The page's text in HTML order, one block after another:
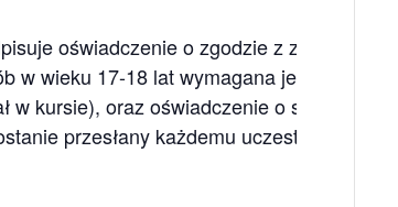
oświadczenie o zgodzie z zasadami
w wieku 17-18 lat wymagana jest obecność
kursie), oraz oświadczenie o stanie
przesłany każdemu uczestnikowi drogą